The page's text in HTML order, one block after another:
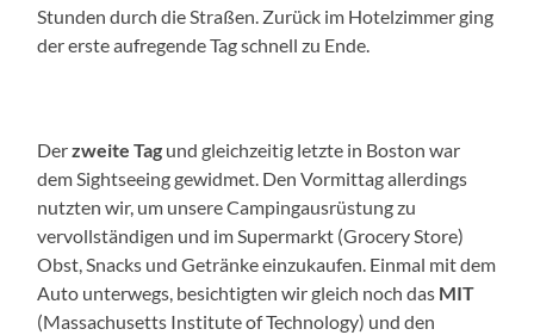
Stunden durch die Straßen. Zurück im Hotelzimmer ging
der erste aufregende Tag schnell zu Ende.
Derzweite Tag und gleichzeitig letzte in Boston war
dem Sightseeing gewidmet. Den Vormittag allerdings
nutzten wir, um unsere Campingausrüstung zu
vervollständigen und im Supermarkt (Grocery Store)
Obst, Snacks und Getränke einzukaufen. Einmal mit dem
Auto unterwegs, besichtigten wir gleich noch das MIT
(Massachusetts Institute of Technology) und den